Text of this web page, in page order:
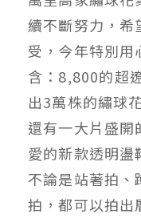
續不斷努力，希
受，今年特別用
含：8,800的超
出3萬株的繡球
還有一大片盛開
愛的新款透明盪
不論是站著拍、
拍，都可以拍出